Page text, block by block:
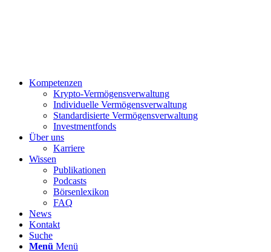
Kompetenzen
Krypto-Vermögensverwaltung
Individuelle Vermögensverwaltung
Standardisierte Vermögensverwaltung
Investmentfonds
Über uns
Karriere
Wissen
Publikationen
Podcasts
Börsenlexikon
FAQ
News
Kontakt
Suche
Menü Menü